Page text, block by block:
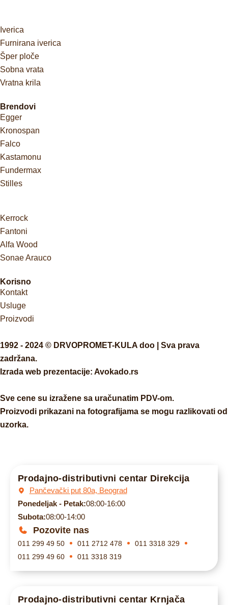
Iverica
Furnirana iverica
Šper ploče
Sobna vrata
Vratna krila
Brendovi
Egger
Kronospan
Falco
Kastamonu
Fundermax
Stilles
Kerrock
Fantoni
Alfa Wood
Sonae Arauco
Korisno
Kontakt
Usluge
Proizvodi
1992 - 2024 © DRVOPROMET-KULA doo | Sva prava
zadržana.
Izrada web prezentacije: Avokado.rs
Sve cene su izražene sa uračunatim PDV-om.
Proizvodi prikazani na fotografijama se mogu razlikovati od
uzorka.
Prodajno-distributivni centar Direkcija
Pančevački put 80a, Beograd
Ponedeljak - Petak:08:00-16:00
Subota:08:00-14:00
Pozovite nas
011 299 49 50 011 2712 478
011 3318 329
011 299 49 60
011 3318 319
Prodajno-distributivni centar Krnjača